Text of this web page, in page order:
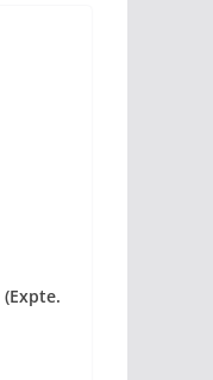
(Expte.